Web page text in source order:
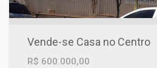
Vende-se Casa no Centro
R$ 600.000,00